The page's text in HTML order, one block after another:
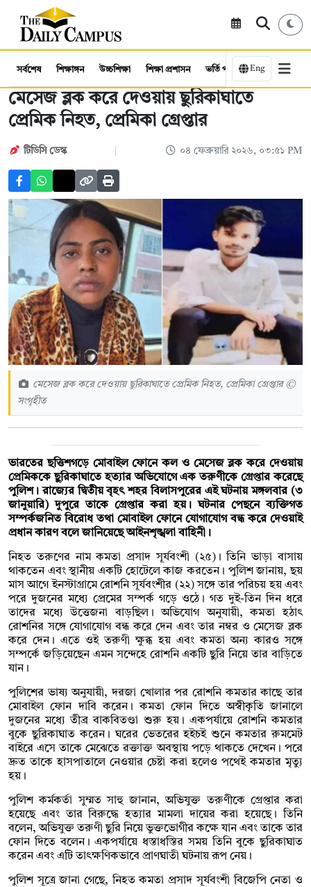
সর্বশেষ শিক্ষাঙ্গন উচ্চশিক্ষা শিক্ষা প্রশাসন ভর্তি পরীক্ষা কর্মসংস্থান
Eng
মেসেজ ব্লক করে দেওয়ায় ছুরিকাঘাতে
প্রেমিক নিহত, প্রেমিকা গ্রেপ্তার
টিডিসি ডেস্ক ০৪ ফেব্রুয়ারি ২০২৬, ০৩:৫১ PM
মেসেজ ব্লক করে দেওয়ায় ছুরিকাঘাতে প্রেমিক নিহত, প্রেমিকা গ্রেপ্তার ©
সংগৃহীত
ভারতের ছত্তিশগড়ে মোবাইল ফোনে কল ও মেসেজ ব্লক করে দেওয়ায়
প্রেমিককে ছুরিকাঘাতে হত্যার অভিযোগে এক তরুণীকে গ্রেপ্তার করেছে
পুলিশ। রাজ্যের দ্বিতীয় বৃহৎ শহর বিলাসপুরের এই ঘটনায় মঙ্গলবার (৩
জানুয়ারি) দুপুরে তাকে গ্রেপ্তার করা হয়। ঘটনার পেছনে ব্যক্তিগত
সম্পর্কজনিত বিরোধ তথা মোবাইল ফোনে যোগাযোগ বন্ধ করে দেওয়াই
প্রধান কারণ বলে জানিয়েছে আইনশৃঙ্খলা বাহিনী।
নিহত তরুণের নাম কমতা প্রসাদ সূর্যবংশী (২৫)। তিনি ভাড়া বাসায়
থাকতেন এবং স্থানীয় একটি হোটেলে কাজ করতেন। পুলিশ জানায়, ছয়
মাস আগে ইনস্টাগ্রামে রোশনি সূর্যবংশীর (২২) সঙ্গে তার পরিচয় হয় এবং
পরে দুজনের মধ্যে প্রেমের সম্পর্ক গড়ে ওঠে। গত দুই-তিন দিন ধরে
তাদের মধ্যে উত্তেজনা বাড়ছিল। অভিযোগ অনুযায়ী, কমতা হঠাৎ
রোশনির সঙ্গে যোগাযোগ বন্ধ করে দেন এবং তার নম্বর ও মেসেজ ব্লক
করে দেন। এতে ওই তরুণী ক্ষুব্ধ হয় এবং কমতা অন্য কারও সঙ্গে
সম্পর্কে জড়িয়েছেন এমন সন্দেহে রোশনি একটি ছুরি নিয়ে তার বাড়িতে
যান।
পুলিশের ভাষ্য অনুযায়ী, দরজা খোলার পর রোশনি কমতার কাছে তার
মোবাইল ফোন দাবি করেন। কমতা ফোন দিতে অস্বীকৃতি জানালে
দুজনের মধ্যে তীব্র বাকবিতণ্ডা শুরু হয়। একপর্যায়ে রোশনি কমতার
বুকে ছুরিকাঘাত করেন। ঘরের ভেতরের হইচই শুনে কমতার রুমমেট
বাইরে এসে তাকে মেঝেতে রক্তাক্ত অবস্থায় পড়ে থাকতে দেখেন। পরে
দ্রুত তাকে হাসপাতালে নেওয়ার চেষ্টা করা হলেও পথেই কমতার মৃত্যু
হয়।
পুলিশ কর্মকর্তা সুম্মত সাহু জানান, অভিযুক্ত তরুণীকে গ্রেপ্তার করা
হয়েছে এবং তার বিরুদ্ধে হত্যার মামলা দায়ের করা হয়েছে। তিনি
বলেন, অভিযুক্ত তরুণী ছুরি নিয়ে ভুক্তভোগীর কক্ষে যান এবং তাকে তার
ফোন দিতে বলেন। একপর্যায়ে ধস্তাধস্তির সময় তিনি বুকে ছুরিকাঘাত
করেন এবং এটি তাৎক্ষণিকভাবে প্রাণঘাতী ঘটনায় রূপ নেয়।
পুলিশ সূত্রে জানা গেছে, নিহত কমতা প্রসাদ সূর্যবংশী বিজেপি নেতা ও